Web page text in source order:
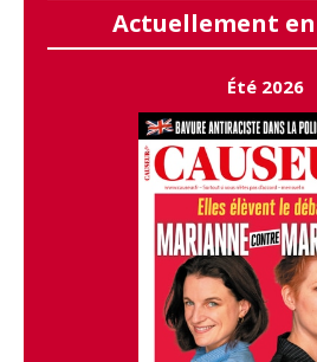
Actuellement
Été 2026